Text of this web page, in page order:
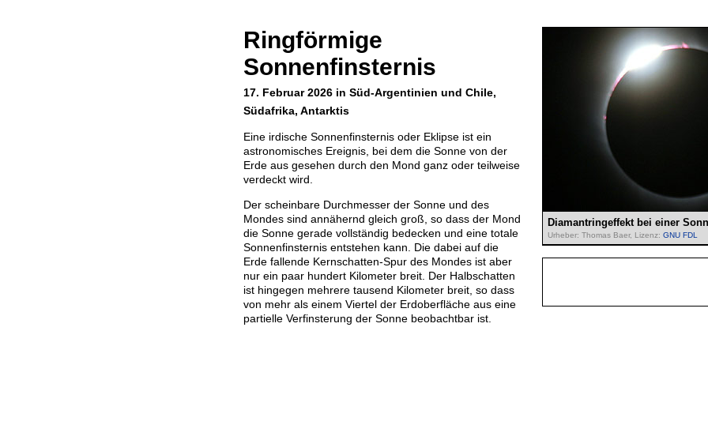
Ringförmige
Sonnenfinsternis
17. Februar 2026 in Süd-Argentinien und Chile,
Südafrika, Antarktis
Diamantringeffekt bei einer
Urheber: Thomas Baer, Lizenz: GNU FDL
Eine irdische Sonnenfinsternis oder Eklipse ist ein
astronomisches Ereignis, bei dem die Sonne von der
Erde aus gesehen durch den Mond ganz oder teilweise
verdeckt wird.
Der scheinbare Durchmesser der Sonne und des
Mondes sind annähernd gleich groß, so dass der Mond
die Sonne gerade vollständig bedecken und eine totale
Sonnenfinsternis entstehen kann. Die dabei auf die
Erde fallende Kernschatten-Spur des Mondes ist aber
nur ein paar hundert Kilometer breit. Der Halbschatten
ist hingegen mehrere tausend Kilometer breit, so dass
von mehr als einem Viertel der Erdoberfläche aus eine
partielle Verfinsterung der Sonne beobachtbar ist.